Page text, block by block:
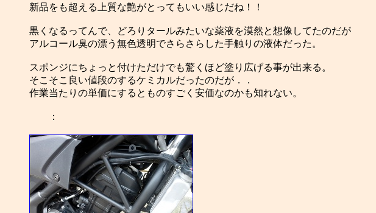
新品をも超える上質な艶がとってもいい感じだね！！
黒くなるってんで、どろりタールみたいな薬液を漠然と想像してたのだが
アルコール臭の漂う無色透明でさらさらした手触りの液体だった。
スポンジにちょっと付けただけでも驚くほど塗り広げる事が出来る。
そこそこ良い値段のするケミカルだったのだが．．
作業当たりの単価にするとものすごく安価なのかも知れない。
：